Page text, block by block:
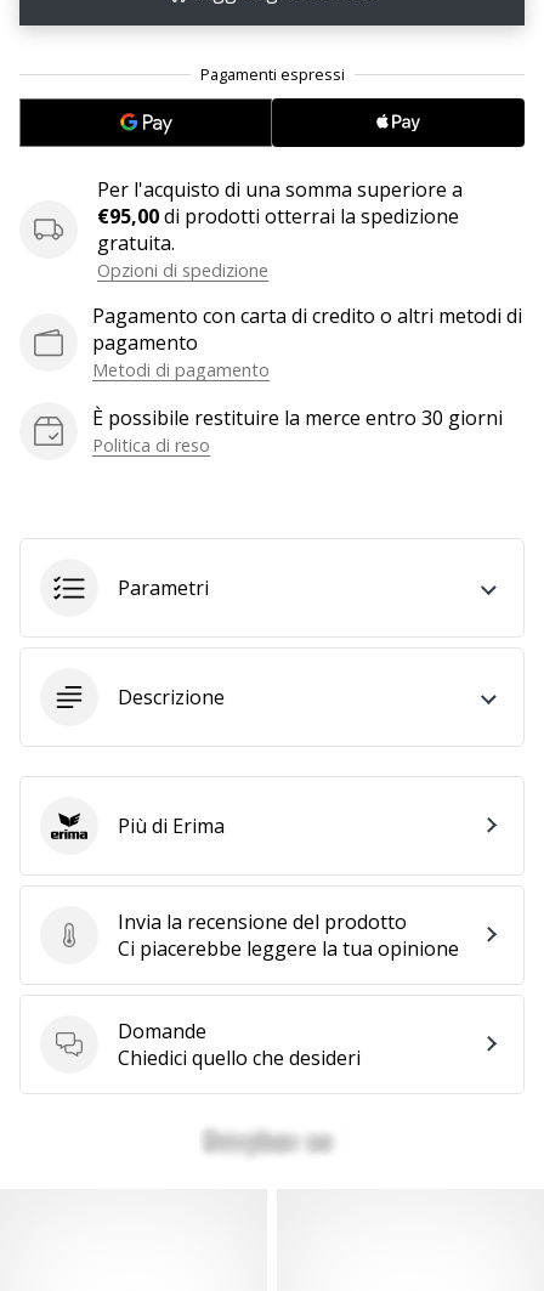
pagina
Facebook
un
Fa’
generino
profitto.
Unisciti
al…
Per l'acquisto di una somma superiore a
€95,00di prodotti otterrai la spedizione
gratuita.
Opzioni di spedizione
Pagamento con carta di credito o altri metodi di
pagamento
Metodi di pagamento
È possibile restituire la merce entro 30 giorni
Politica di reso
Parametri
Descrizione
Invia la recensione del prodotto
Invia la recensione del prodotto
Ci piacerebbe leggere la tua opinione
Domande
Domande
Chiedici quello che desideri
ErimaPiù di Erima